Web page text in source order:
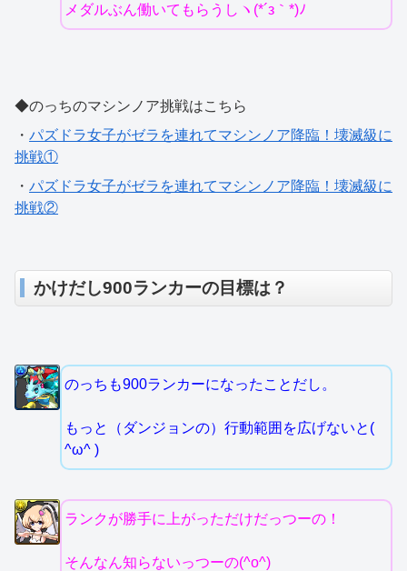
メダルぶん働いてもらうしヽ(*´з｀*)ﾉ
◆のっちのマシンノア挑戦はこちら
・ パズドラ女子がゼラを連れてマシンノア降臨！壊滅級に
挑戦①
・ パズドラ女子がゼラを連れてマシンノア降臨！壊滅級に
挑戦②
かけだし900ランカーの目標は？
のっちも900ランカーになったことだし。
もっと（ダンジョンの）行動範囲を広げないと(
^ω^ )
ランクが勝手に上がっただけだっつーの！
そんなん知らないっつーの(^o^)